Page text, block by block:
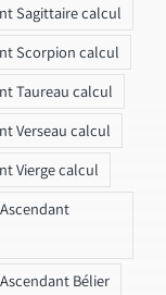
Sagittaire calcul
Scorpion calcul
Taureau calcul
Verseau calcul
Vierge calcul
Bélier